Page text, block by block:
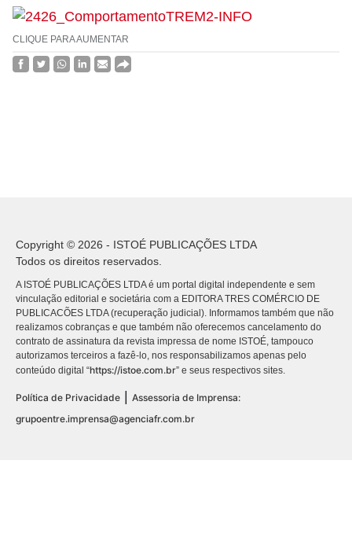
CLIQUE PARA AUMENTAR
Copyright © 2026 - ISTOÉ PUBLICAÇÕES LTDA
Todos os direitos reservados.
A ISTOÉ PUBLICAÇÕES LTDA é um portal digital independente e sem
vinculação editorial e societária com a EDITORA TRES COMÉRCIO DE
PUBLICACÕES LTDA (recuperação judicial). Informamos também que não
realizamos cobranças e que também não oferecemos cancelamento do
contrato de assinatura da revista impressa de nome ISTOÉ, tampouco
autorizamos terceiros a fazê-lo, nos responsabilizamos apenas pelo
conteúdo digital “https://istoe.com.br” e seus respectivos sites.
Política de Privacidade | Assessoria de Imprensa:
grupoentre.imprensa@agenciafr.com.br